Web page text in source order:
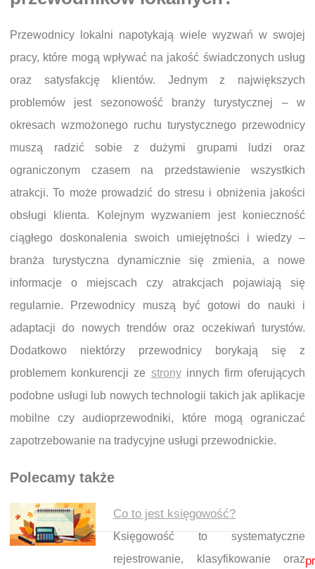
Przewodnicy lokalni napotykają wiele wyzwań w swojej
pracy, które mogą wpływać na jakość świadczonych usług
oraz satysfakcję klientów. Jednym z największych
problemów jest sezonowość branży turystycznej – w
okresach wzmożonego ruchu turystycznego przewodnicy
muszą radzić sobie z dużymi grupami ludzi oraz
ograniczonym czasem na przedstawienie wszystkich
atrakcji. To może prowadzić do stresu i obniżenia jakości
obsługi klienta. Kolejnym wyzwaniem jest konieczność
ciągłego doskonalenia swoich umiejętności i wiedzy –
branża turystyczna dynamicznie się zmienia, a nowe
informacje o miejscach czy atrakcjach pojawiają się
regularnie. Przewodnicy muszą być gotowi do nauki i
adaptacji do nowych trendów oraz oczekiwań turystów.
Dodatkowo niektórzy przewodnicy borykają się z
problemem konkurencji ze stronyinnych firm oferujących
podobne usługi lub nowych technologii takich jak aplikacje
mobilne czy audioprzewodniki, które mogą ograniczać
zapotrzebowanie na tradycyjne usługi przewodnickie.
Polecamy także
Co to jest księgowość?
Księgowość to systematyczne
rejestrowanie, klasyfikowanie oraz
Nawigacja wpisu